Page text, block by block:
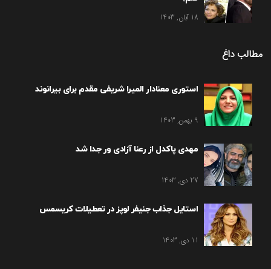
18 آبان, 1403
مطالب داغ
استوری معنادار المیرا شریفی مقدم برای بیرانوند
9 بهمن, 1403
مهدی پاکدل از رعنا آزادی ور جدا شد
27 دی, 1403
استایل جذاب جنیفر لوپز در تعطیلات کریسمس
11 دی, 1403